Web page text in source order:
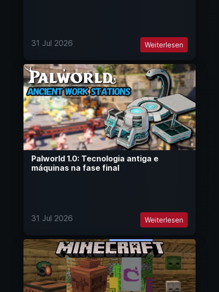
31 Jul 2026 Weiterlesen
Palworld 1.0: Tecnologia antiga e
máquinas na fase final
31 Jul 2026 Weiterlesen